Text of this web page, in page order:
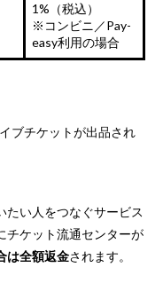
1%（税込）
※コンビニ／Pay-
easy利用の場合
ブチケットが出品され
たい人をつなぐサービス
チケット流通センターが
は全額返金されます。